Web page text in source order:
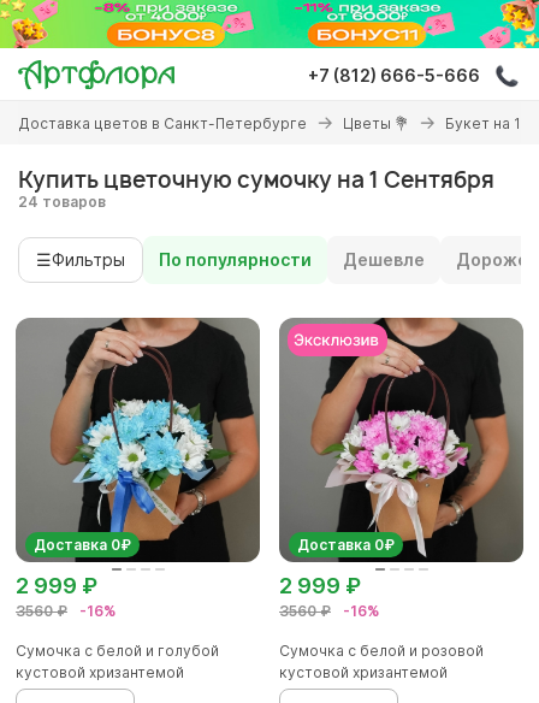
Перейти
основному
содержанию
+7 (812) 666-5-666
Вы
здесь
Доставка цветов в Санкт-Петербурге Цветы 💐 Букет на 1
Купить цветочную сумочку на 1 Сентября
24 товаров
☰Фильтры По популярности Дешевле Дороже
Доставка 0₽
3560 ₽ -16%
2 999 ₽
Сумочка с белой и голубой
кустовой хризантемой
Доставка 0₽
3560 ₽ -16%
2 999 ₽
Сумочка с белой и розовой
кустовой хризантемой